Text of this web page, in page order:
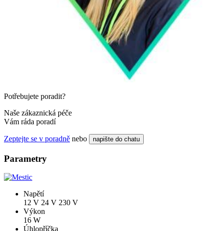
Potřebujete poradit?
Naše zákaznická péče
Vám ráda poradí
Zeptejte se v poradně nebo napište do chatu
Parametry
Napětí
12 V 24 V 230 V
Výkon
16 W
Úhlopříčka